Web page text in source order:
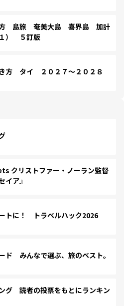
方 島旅 奄美大島 喜界島 加計
） ５訂版
方 タイ ２０２７～２０２８
クリストファー・ノーラン監督
イア』
トに！ トラベルハック2026
ド みんなで選ぶ、旅のベスト。
グ 読者の投票をもとにランキン